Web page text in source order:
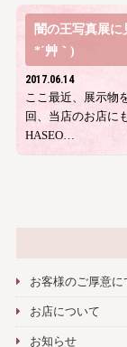
闇の王写真展
*´艸｀)
2017.06.14
ここ最近、展示物
回、当店のお店に
HASEO…
お客様のご厚意に
お店について
お知らせ